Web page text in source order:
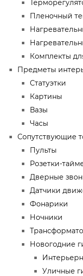
Пленочный
Комплекты
Предметы
Статуэтки
Картины
Вазы
Часы
Сопутствующие
Пульты
Розетки-
Дверные
Датчики
Фонарики
Ночники
Новогодние
Уличные